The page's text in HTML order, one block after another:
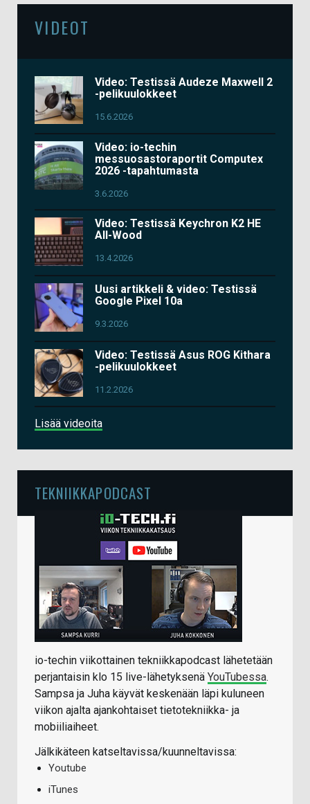
VIDEOT
Video: Testissä Audeze Maxwell 2
-pelikuulokkeet
15.6.2026
Video: io-techin
messuosastoraportit Computex
2026 -tapahtumasta
3.6.2026
Video: Testissä Keychron K2 HE
All-Wood
13.4.2026
Uusi artikkeli & video: Testissä
Google Pixel 10a
9.3.2026
Video: Testissä Asus ROG Kithara
-pelikuulokkeet
11.2.2026
Lisää videoita
TEKNIIKKAPODCAST
io-techin viikottainen tekniikkapodcast lähetetään
perjantaisin klo 15 live-lähetyksenä YouTubessa.
Sampsa ja Juha käyvät keskenään läpi kuluneen
viikon ajalta ajankohtaiset tietotekniikka- ja
mobiiliaiheet.
Jälkikäteen katseltavissa/kuunneltavissa:
Youtube
iTunes